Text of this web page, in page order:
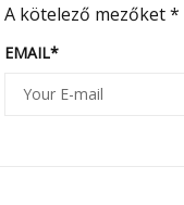
A kötelező mezőket*
EMAIL*